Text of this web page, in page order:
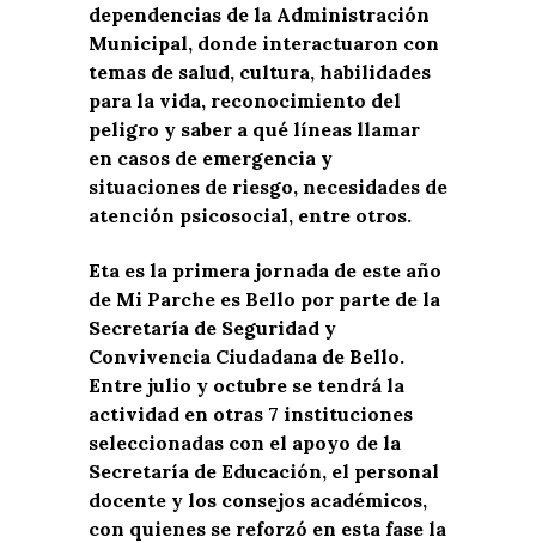
dependencias de la Administración
Municipal, donde interactuaron con
temas de salud, cultura, habilidades
para la vida, reconocimiento del
peligro y saber a qué líneas llamar
en casos de emergencia y
situaciones de riesgo, necesidades de
atención psicosocial, entre otros.
Eta es la primera jornada de este año
de Mi Parche es Bello por parte de la
Secretaría de Seguridad y
Convivencia Ciudadana de Bello.
Entre julio y octubre se tendrá la
actividad en otras 7 instituciones
seleccionadas con el apoyo de la
Secretaría de Educación, el personal
docente y los consejos académicos,
con quienes se reforzó en esta fase la